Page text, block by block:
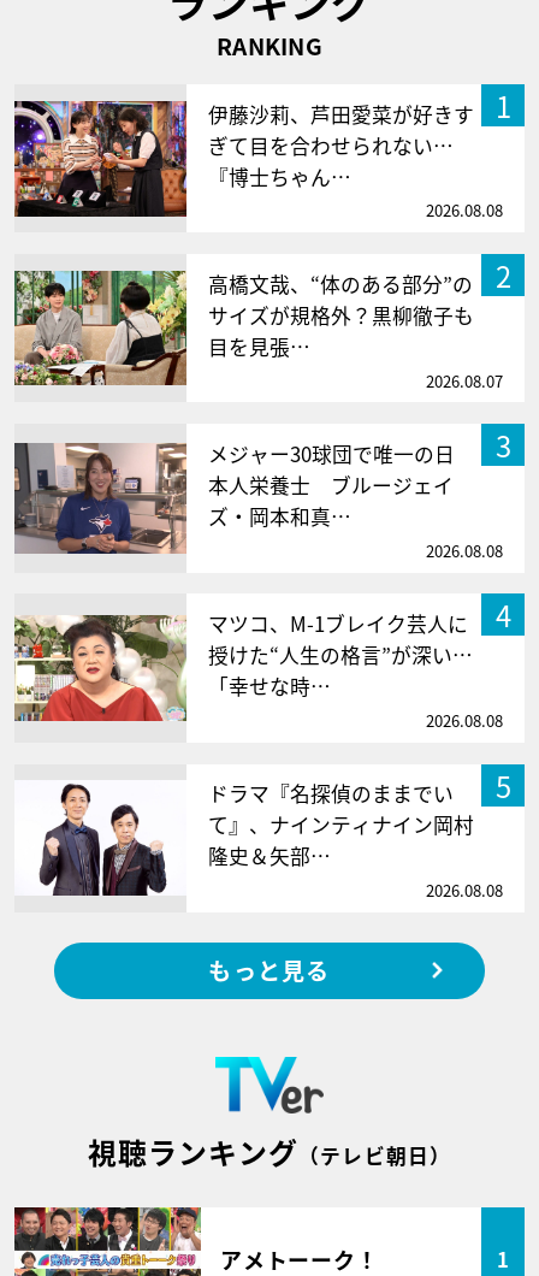
RANKING
1
伊藤沙莉、芦田愛菜が好きす
ぎて目を合わせられない…
『博士ちゃん…
2026.08.08
2
高橋文哉、“体のある部分”の
サイズが規格外？黒柳徹子も
目を見張…
2026.08.07
3
メジャー30球団で唯一の日
本人栄養士 ブルージェイ
ズ・岡本和真…
2026.08.08
4
マツコ、M-1ブレイク芸人に
授けた“人生の格言”が深い…
「幸せな時…
2026.08.08
5
ドラマ『名探偵のままでい
て』、ナインティナイン岡村
隆史＆矢部…
2026.08.08
もっと見る
視聴ランキング （テレビ朝日）
アメトーーク！ 1